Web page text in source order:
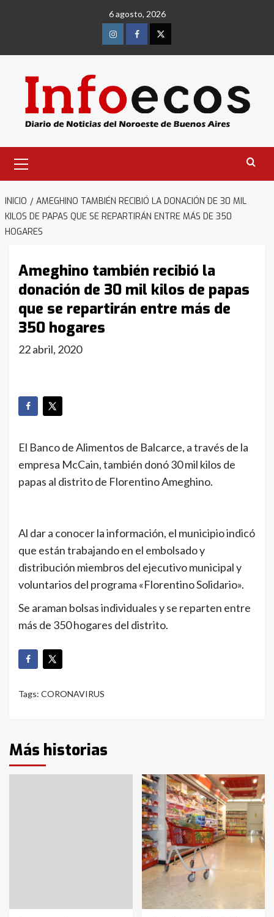
6 agosto, 2026
InstagramFacebookTwitter
primario
INICIO
AMEGHINO TAMBIÉN RECIBIÓ LA DONACIÓN DE 30 MIL
KILOS DE PAPAS QUE SE REPARTIRÁN ENTRE MÁS DE 350
HOGARES
Ameghino también recibió la
donación de 30 mil kilos de papas
que se repartirán entre más de
350 hogares
22 abril, 2020
El Banco de Alimentos de Balcarce, a través de la
empresa McCain, también donó 30 mil kilos de
papas al distrito de Florentino Ameghino.
Al dar a conocer la información, el municipio indicó
que están trabajando en el embolsado y
distribución miembros del ejecutivo municipal y
voluntarios del programa «Florentino Solidario».
Se araman bolsas individuales y se reparten entre
más de 350 hogares del distrito.
Tags: CORONAVIRUS
Más historias